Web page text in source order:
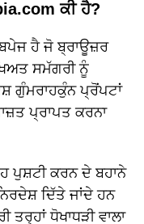
ਕੀ ਹੈ?
ਹੈ ਜੋ ਬ੍ਰਾਊਜ਼ਰ
ਸਮੱਗਰੀ ਨੂੰ
ਗੁੰਮਰਾਹਕੁੰਨ ਪ੍ਰੋਂਪਟਾਂ
ਪ੍ਰਾਪਤ ਕਰਨਾ
ਪੁਸ਼ਟੀ ਕਰਨ ਦੇ ਬਹਾਨੇ
ਦਿੱਤੇ ਜਾਂਦੇ ਹਨ
ਧੋਖਾਧੜੀ ਵਾਲਾ